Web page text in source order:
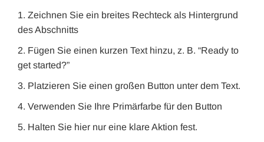
Zeichnen Sie ein breites Rechteck als Hintergrund
des Abschnitts
Fügen Sie einen kurzen Text hinzu, z. B. “Ready to
get started?”
Platzieren Sie einen großen Button unter dem Text.
Verwenden Sie Ihre Primärfarbe für den Button
Halten Sie hier nur eine klare Aktion fest.